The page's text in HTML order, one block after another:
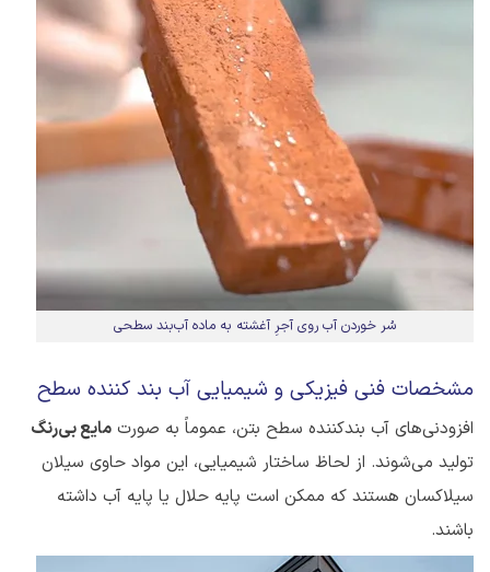
سُر خوردن آب روی آجرِ آغشته به ماده آب‌بند سطحی
مشخصات فنی فیزیکی و شیمیایی آب بند کننده سطح
افزودنی‌های آب بندکننده سطح بتن، عموماً به صورت مایع بی‌رنگ
تولید می‌شوند. از لحاظ ساختار شیمیایی، این مواد حاوی سیلان
سیلاکسان هستند که ممکن است پایه حلال یا پایه آب داشته
باشند.